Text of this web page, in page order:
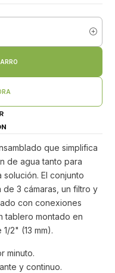
que simplifica
de agua tanto para
El conjunto
3 cámaras, un filtro y
con conexiones
tablero montado en
2" (13 mm).
minuto.
y continuo.